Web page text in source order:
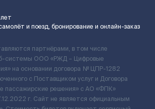
и поезд, бронирование и онлайн-заказ
партнёрами, в том числе
системы ООО «РЖД – Цифровые
на основании договора № ЦПР-1282
с Поставщиком услуг и Договора
решения» c АО «ФПК»
г. Сайт не является официальным